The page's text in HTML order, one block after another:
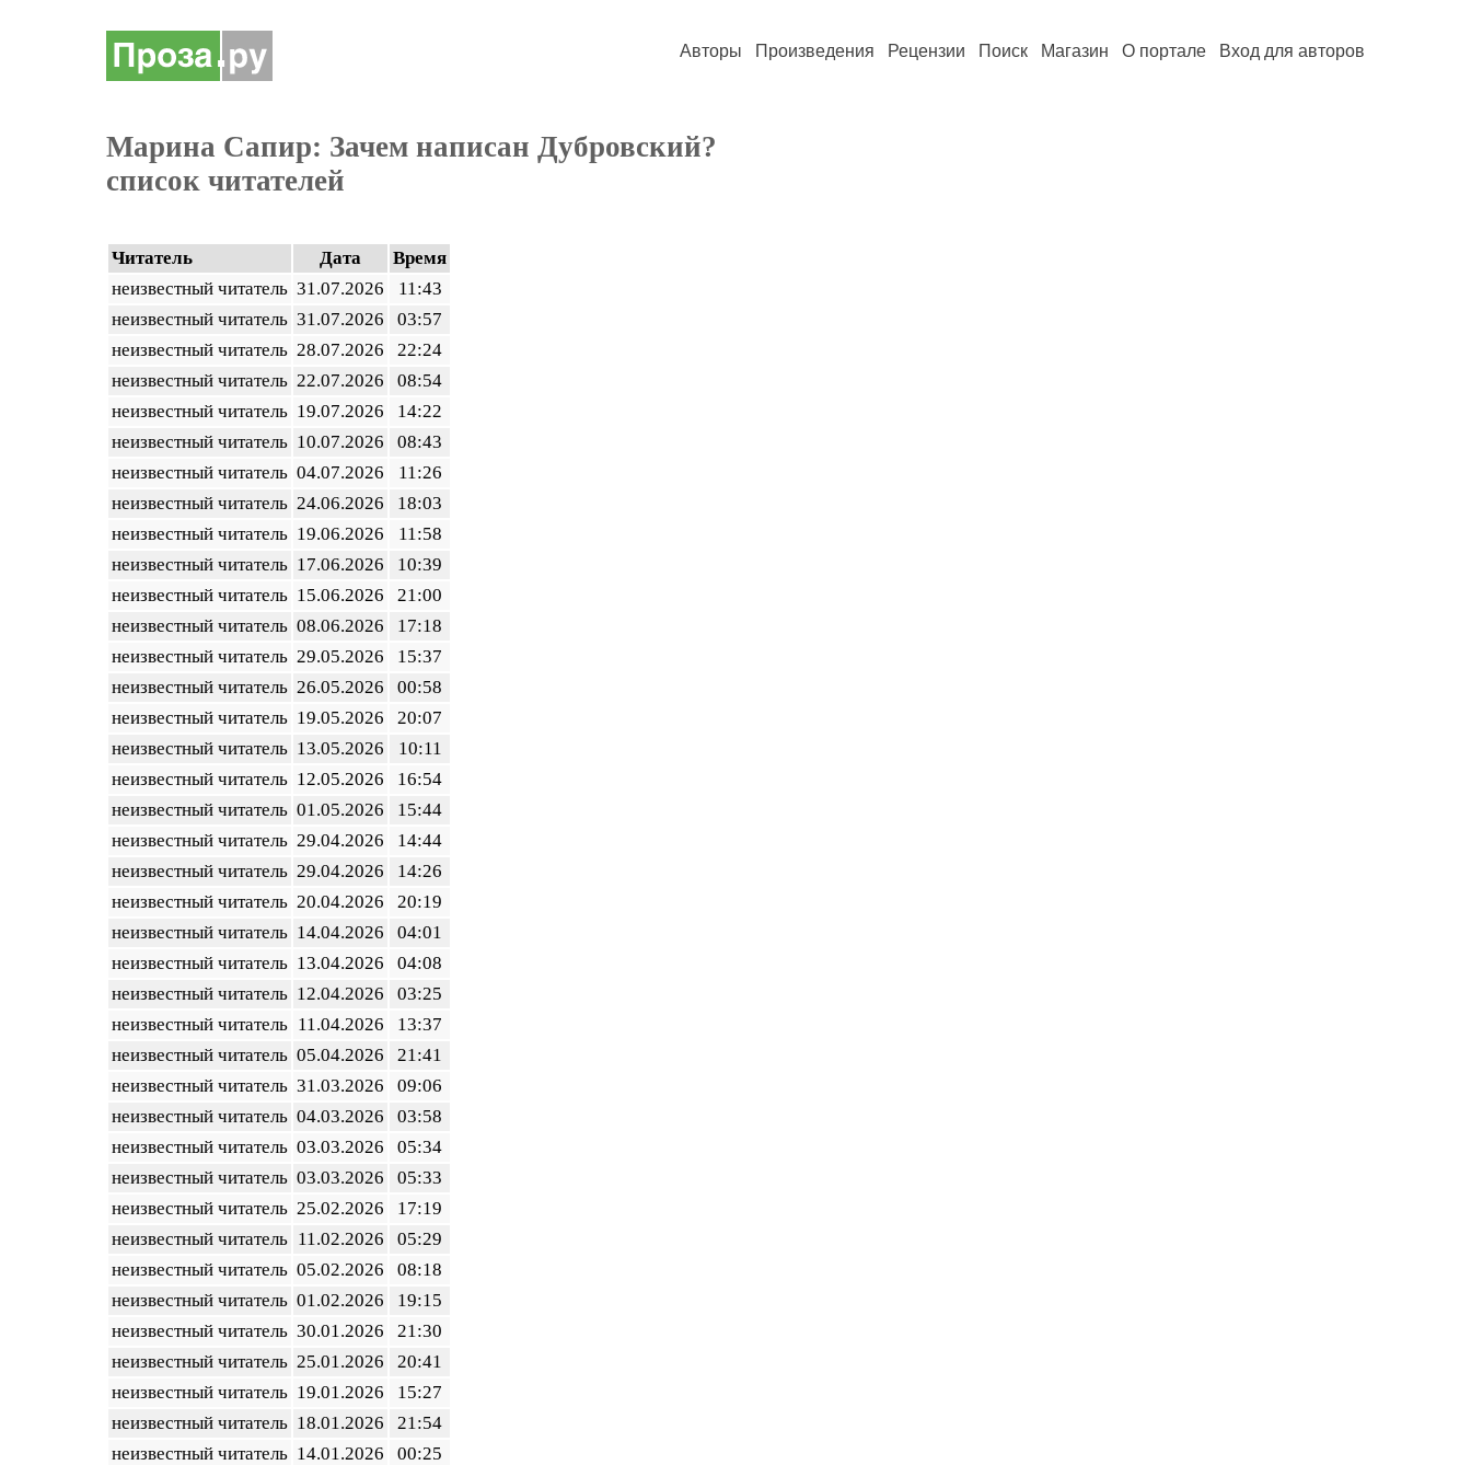
Авторы Произведения Рецензии Поиск Магазин О портале Вход для авторов
Марина Сапир: Зачем написан Дубровский?
список читателей
Читатель Дата
Время
неизвестный читатель 31.07.2026
11:43
неизвестный читатель 31.07.2026
03:57
неизвестный читатель 28.07.2026
22:24
неизвестный читатель 22.07.2026
08:54
неизвестный читатель 19.07.2026
14:22
неизвестный читатель 10.07.2026
08:43
неизвестный читатель 04.07.2026
11:26
неизвестный читатель 24.06.2026
18:03
неизвестный читатель 19.06.2026
11:58
неизвестный читатель 17.06.2026
10:39
неизвестный читатель 15.06.2026
21:00
неизвестный читатель 08.06.2026
17:18
неизвестный читатель 29.05.2026
15:37
неизвестный читатель 26.05.2026
00:58
неизвестный читатель 19.05.2026
20:07
неизвестный читатель 13.05.2026
10:11
неизвестный читатель 12.05.2026
16:54
неизвестный читатель 01.05.2026
15:44
неизвестный читатель 29.04.2026
14:44
неизвестный читатель 29.04.2026
14:26
неизвестный читатель 20.04.2026
20:19
неизвестный читатель 14.04.2026
04:01
неизвестный читатель 13.04.2026
04:08
неизвестный читатель 12.04.2026
03:25
неизвестный читатель 11.04.2026
13:37
неизвестный читатель 05.04.2026
21:41
неизвестный читатель 31.03.2026
09:06
неизвестный читатель 04.03.2026
03:58
неизвестный читатель 03.03.2026
05:34
неизвестный читатель 03.03.2026
05:33
неизвестный читатель 25.02.2026
17:19
неизвестный читатель 11.02.2026
05:29
неизвестный читатель 05.02.2026
08:18
неизвестный читатель 01.02.2026
19:15
неизвестный читатель 30.01.2026
21:30
неизвестный читатель 25.01.2026
20:41
неизвестный читатель 19.01.2026
15:27
неизвестный читатель 18.01.2026
21:54
неизвестный читатель 14.01.2026
00:25